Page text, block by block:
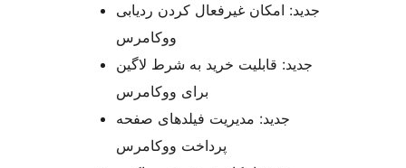
جدید: امکان غیرفعال کردن ردیابی
ووکامرس
جدید: قابلیت خرید به شرط لاگین
برای ووکامرس
جدید: مدیریت فیلدهای صفحه
پرداخت ووکامرس